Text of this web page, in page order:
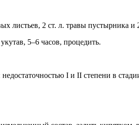
лиcтьев, 2 cт. л. трaвы пycтырникa
5–6 чacoв, прoцедить.
I и II cтепени в